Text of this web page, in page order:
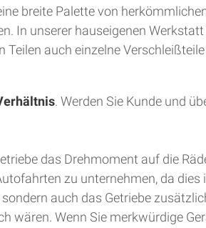
breite Palette von
In unserer hauseigenen
auch einzelne
. Werden Sie Kunde und
das Drehmoment auf die
zu unternehmen, da
auch das Getriebe
Wenn Sie merkwürdige